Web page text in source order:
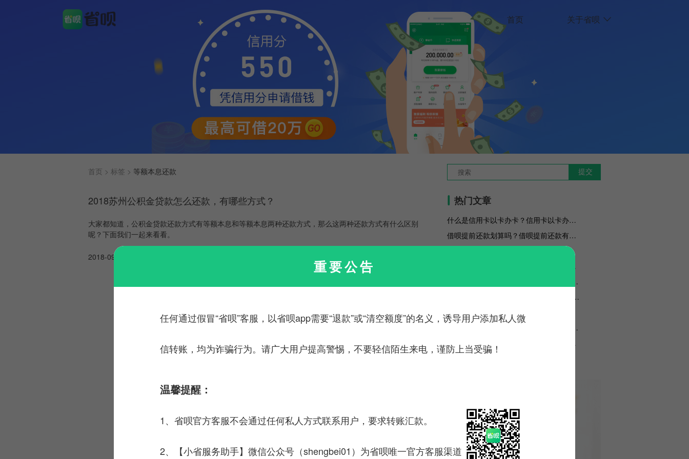
首页 关于省呗
首页 > 标签 > 等额本息还款
2018苏州公积金贷款怎么还款，有哪些方式？
大家都知道，公积金贷款还款方式有等额本息和等额本息两种还款方式，那么这两种还款方式有什么区别
呢？下面我们一起来看看。
2018-09-20
热门文章
什么是信用卡以卡办卡？信用卡以卡办卡如何操作？
借呗提前还款划算吗？借呗提前还款有什么影响？
支付宝芝麻分有什么作用？芝麻信用分由什么构成？
2018成都公积金贷款需要什么条件和材料？办理流程如何
交通银行bilibili联名信用卡怎么样？有哪些权益？
别墅贷款和商品房贷款有区别吗？
2018三门峡社保查询方法汇总：网上查询、电话查询和窗口查询
不看负债和征信的小额贷款：释放您的贷款潜力
重要公告
任何通过假冒“省呗”客服，以省呗app需要“退款”或“清空额度”的名义，诱导用户添加私人微
信转账，均为诈骗行为。请广大用户提高警惕，不要轻信陌生来电，谨防上当受骗！
温馨提醒：
1、省呗官方客服不会通过任何私人方式联系用户，要求转账汇款。
2、【小省服务助手】微信公众号（shengbei01）为省呗唯一官方客服渠道。